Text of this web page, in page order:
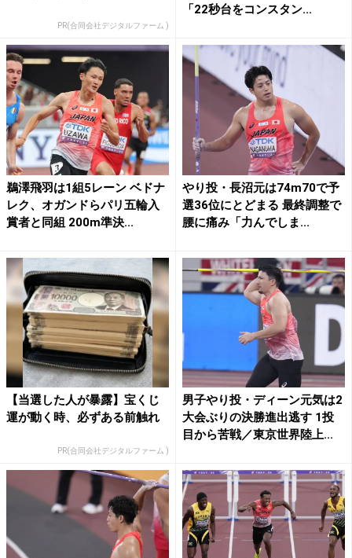
PR(合同会社デジタルファーム )
「22秒台をコンスタン...
鵜澤飛羽は1組5レーン ベドナ
レク、オガンドらパリ五輪入
賞者と同組 200m準決...
やり投・長沼元は74m70で予
選36位にとどまる 最終調整で
腰に痛み「力んでしま...
【当選した人が暴露】宝くじ
運が動く時、必ずある前触れ
PR(合同会社デジタルファーム )
男子やり投・ディーン元気は2
大会ぶりの決勝進出逃す 1投
目から苦戦／東京世界陸上...